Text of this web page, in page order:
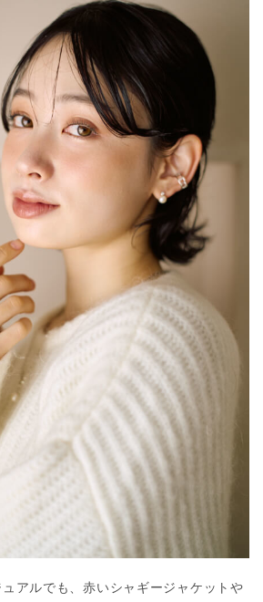
ュアルでも、赤いシャギージャケットや